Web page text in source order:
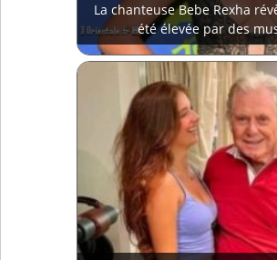
La chanteuse Bebe Rexha
été élevée par des